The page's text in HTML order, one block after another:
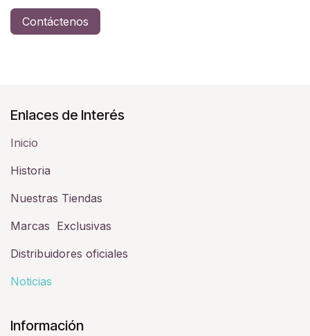
Contáctenos
Enlaces de Interés
Inicio
Historia​
Nuestras Tiendas
Marcas Exclusivas
Distribuidores oficiales
Noticias
Información